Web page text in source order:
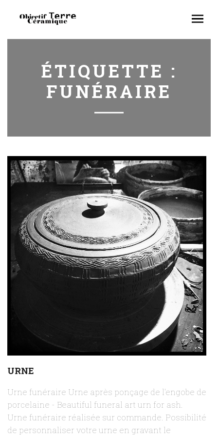
ÉTIQUETTE :
FUNÉRAIRE
URNE
Urne funéraire Urne après ponçage de l'engobe de
porcelaine - Beautiful funeral art urn for ash.
Urne funéraire réalisée sur commande. Possibilité
de personnaliser votre urne en gravant le